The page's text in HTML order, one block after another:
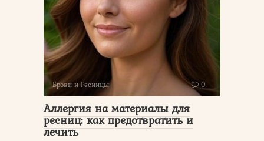
Брови и Ресницы 0
Аллергия на материалы для
ресниц: как предотвратить и
лечить